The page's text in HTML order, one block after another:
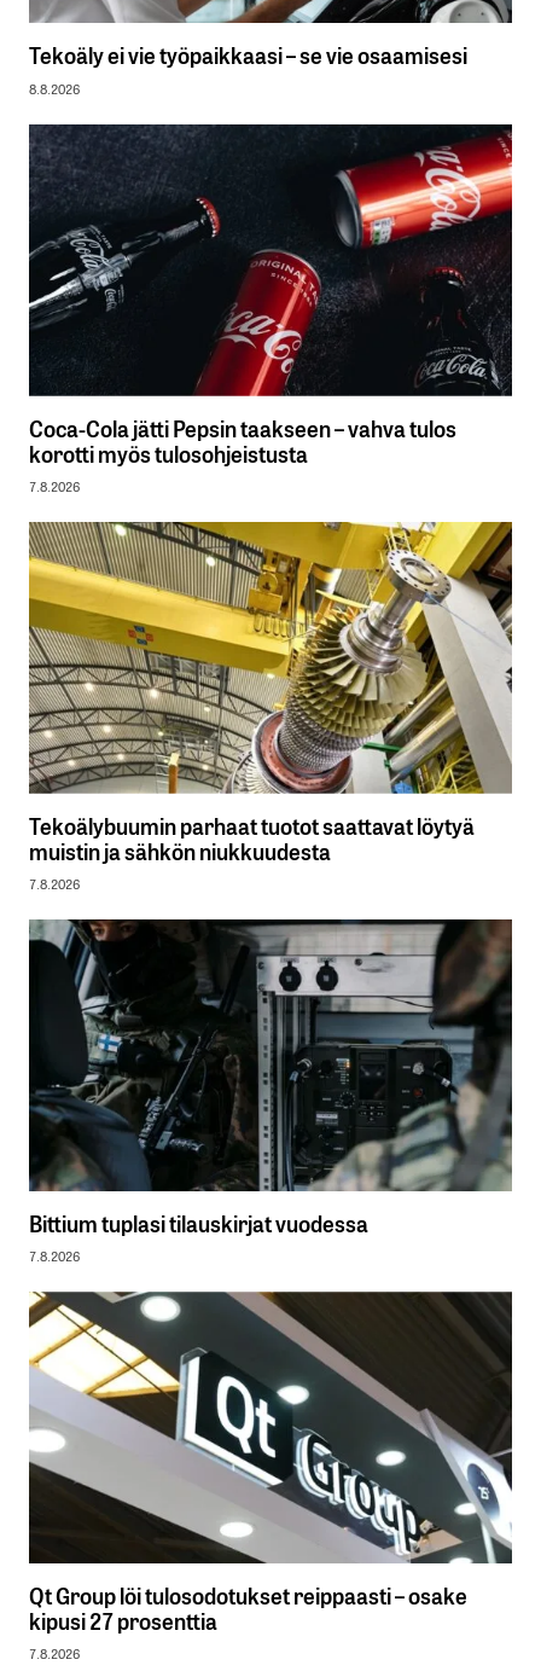
Tekoäly ei vie työpaikkaasi – se vie osaamisesi
8.8.2026
Coca-Cola jätti Pepsin taakseen – vahva tulos
korotti myös tulosohjeistusta
7.8.2026
Tekoälybuumin parhaat tuotot saattavat löytyä
muistin ja sähkön niukkuudesta
7.8.2026
Bittium tuplasi tilauskirjat vuodessa
7.8.2026
Qt Group löi tulosodotukset reippaasti – osake
kipusi 27 prosenttia
7.8.2026